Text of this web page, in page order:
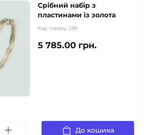
Срібний набір з
пластинами із золота
Код товару: 289
5 785.00 грн.
До кошика